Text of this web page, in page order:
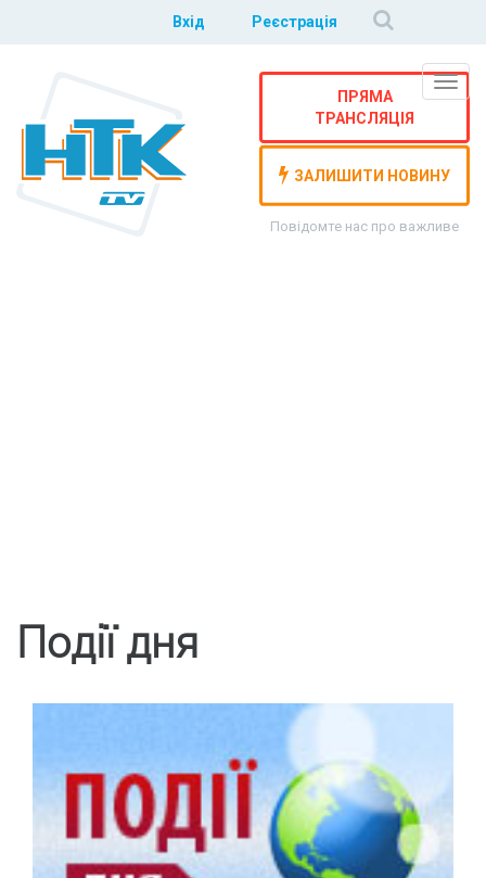
Вхід Реєстрація
ПРЯМА
ТРАНСЛЯЦІЯ
ЗАЛИШИТИ НОВИНУ
Повідомте нас про важливе
Події дня